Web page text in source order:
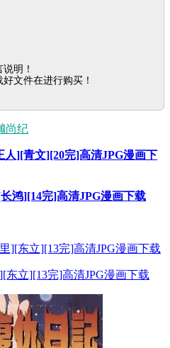
明！
文件在进行购买！
尚纪
人][青文][20完]高清JPG漫画下
鸿][14完]高清JPG漫画下载
立][13完]高清JPG漫画下载